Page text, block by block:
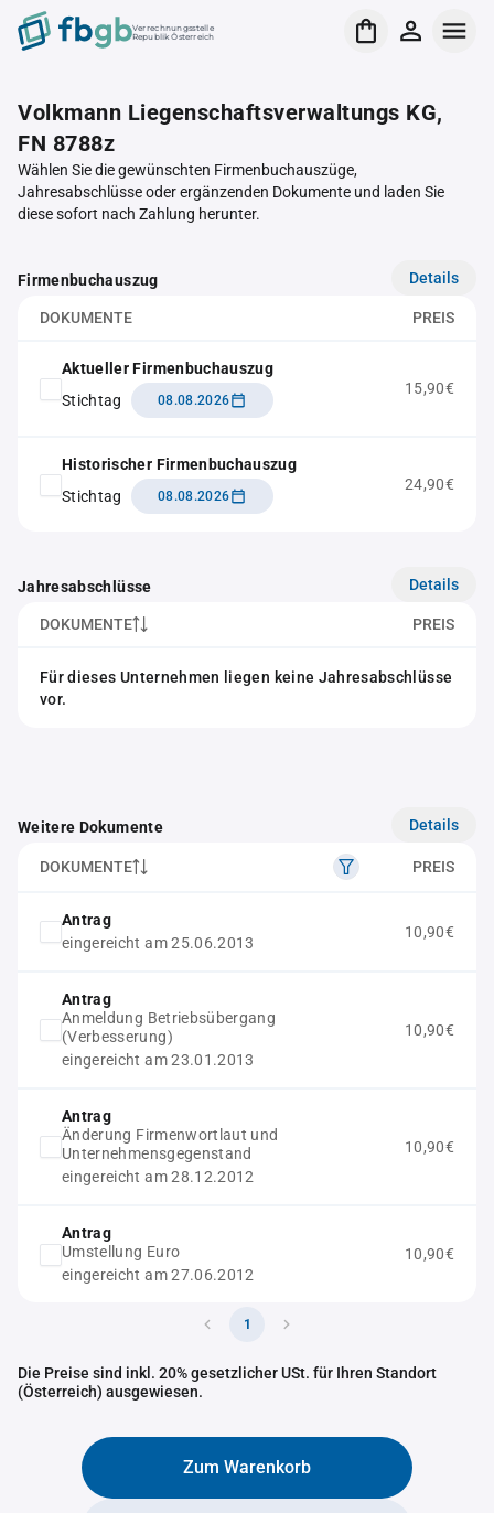
Verrechnungsstelle
Republik Österreich
Volkmann Liegenschaftsverwaltungs KG,
FN 8788z
Wählen Sie die gewünschten Firmenbuchauszüge,
Jahresabschlüsse oder ergänzenden Dokumente und laden Sie
diese sofort nach Zahlung herunter.
Firmenbuchauszug Details
DOKUMENTE PREIS
Aktueller Firmenbuchauszug
Stichtag
08.08.2026
15,90€
Historischer Firmenbuchauszug
Stichtag
08.08.2026
24,90€
Jahresabschlüsse Details
DOKUMENTE PREIS
Für dieses Unternehmen liegen keine Jahresabschlüsse
vor.
Weitere Dokumente Details
DOKUMENTE PREIS
Antrag
eingereicht am 25.06.2013
10,90€
Antrag
Anmeldung Betriebsübergang
(Verbesserung)
eingereicht am 23.01.2013
10,90€
Antrag
Änderung Firmenwortlaut und
Unternehmensgegenstand
eingereicht am 28.12.2012
10,90€
Antrag
Umstellung Euro
eingereicht am 27.06.2012
10,90€
1
Die Preise sind inkl. 20% gesetzlicher USt. für Ihren Standort
(Österreich) ausgewiesen.
Zum Warenkorb